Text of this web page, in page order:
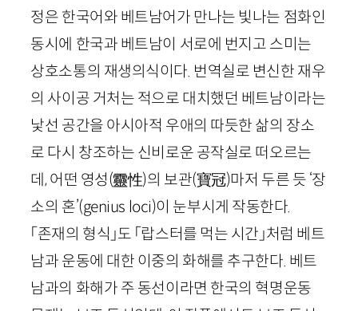
정은 한국어와 베트남어가 만나는 빛나는 점화인
동시에 한국과 베트남이 서로에 번지고 스미는
상호소통의 재생의식이다. 번역실로 변신한 재우
의 사이공 거처는 적으로 대치했던 베트남이라는
낯선 공간을 아시아적 우애의 따듯한 삶의 장소
로 다시 창조하는 신비로운 공작실로 떠오르는
데, 어떤 영성(靈性)의 보관(寶冠)마저 두른 듯 ‘장
소의 혼’(genius loci)이 눈부시게 작동한다.
「존재의 형식」도 「랍스터를 먹는 시간」처럼 베트
남과 운동에 대한 이중의 화해를 추구한다. 베트
남과의 화해가 주 동선이라면 한국의 혁명운동